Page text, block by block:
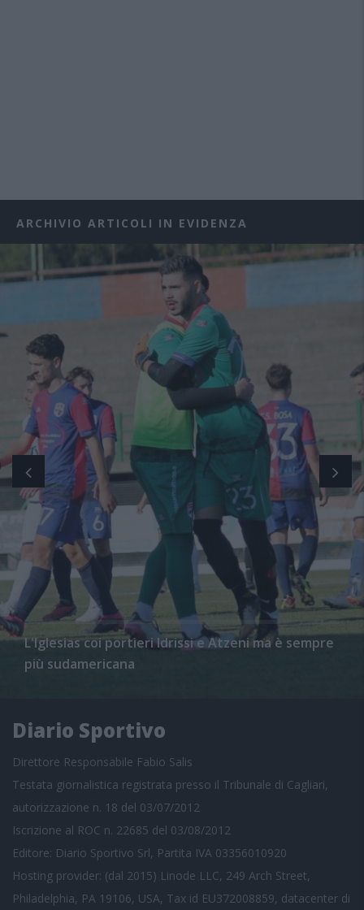
ARCHIVIO ARTICOLI IN EVIDENZA
L'Iglesias coi portieri Idrissi e Atzeni ma è sempre
più sudamericana
Diario Sportivo
Direttore Responsabile Fabio Salis
Testata giornalistica registrata presso il Tribunale di Cagliari,
autorizzazione n. 18 del 03/07/2012
Iscrizione al ROC n. 22685 del 03/08/2012
Editore: Diario Sportivo Srl, Partita IVA 03356010920
Hosting provider: (dal 2015) Linode LLC, 249 Arch Street,
Philadelphia, PA 19106, USA, Tax id EU372008859, datacenter di